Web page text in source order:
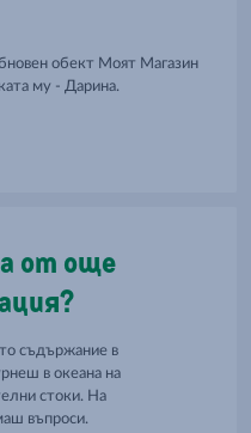
обект Моят Магазин
му - Дарина.
от още
съдържание в
в океана на
стоки. На
въпроси.